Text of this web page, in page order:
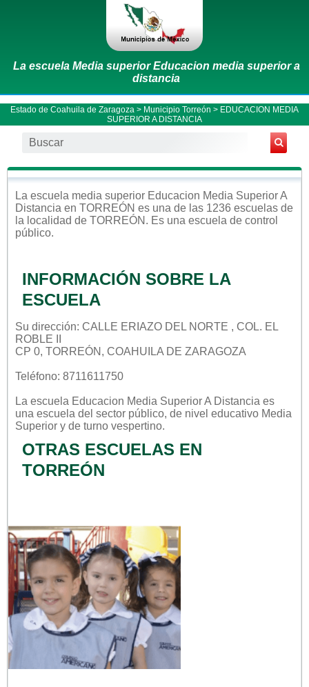
La escuela Media superior Educacion media superior a
distancia
Estado de Coahuila de Zaragoza > Municipio Torreón > EDUCACION MEDIA
SUPERIOR A DISTANCIA
La escuela media superior Educacion Media Superior A
Distancia en TORREÓN es una de las 1236 escuelas de
la localidad de TORREÓN . Es una escuela de control
público.
INFORMACIÓN SOBRE LA
ESCUELA
Su dirección: CALLE ERIAZO DEL NORTE , COL. EL
ROBLE II
CP 0, TORREÓN, COAHUILA DE ZARAGOZA
Teléfono: 8711611750
La escuela Educacion Media Superior A Distancia es
una escuela del sector público, de nivel educativo Media
Superior y de turno vespertino.
OTRAS ESCUELAS EN
TORREÓN